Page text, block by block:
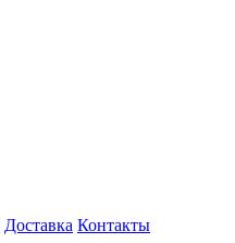
Доставка Контакты